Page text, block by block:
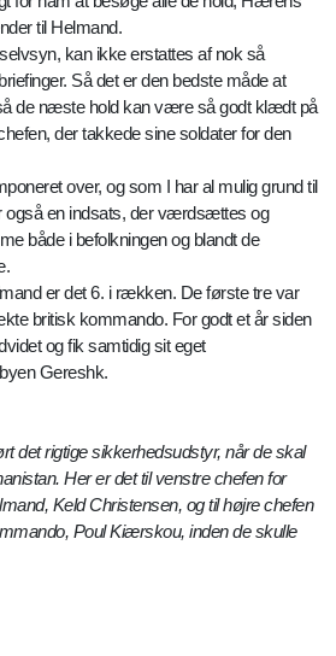
til Helmand.
kan ikke erstattes af nok så
Så det er den bedste måde at
de næste hold kan være så godt klædt på
der takkede sine soldater for den
over, og som I har al mulig grund til
også en indsats, der værdsættes og
både i befolkningen og blandt de
er det 6. i rækken. De første tre var
britisk kommando. For godt et år siden
og fik samtidig sit eget
Gereshk.
det rigtige sikkerhedsudstyr, når de skal
Her er det til venstre chefen for
Keld Christensen, og til højre chefen
Poul Kiærskou, inden de skulle